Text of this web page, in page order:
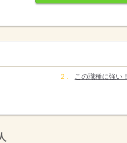
この職種に強い！